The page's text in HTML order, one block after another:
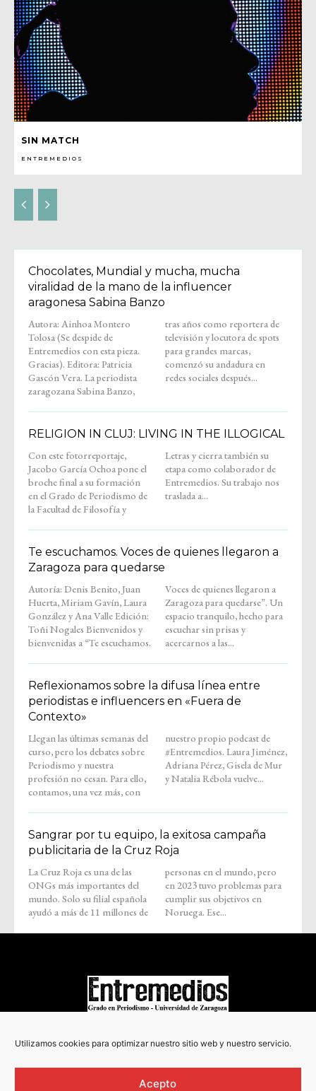
Utilizamos cookies para optimizar nuestro sitio web y nuestro servicio.
Acepto
SIN MATCH
ENTREMEDIOS
Chocolates, Mundial y mucha, mucha
viralidad de la mano de la influencer
aragonesa Sabina Banzo
Autora: Ainhoa Montero
Tolosa (Se despide de
Entremedios con esta pieza.
Gracias). Editora: Patricia
Gascón Vera. La periodista
zaragozana Sabina Banzo,
tras años como reportera de
televisión y locutora de spots
para grandes marcas,
comenzó su andadura en
redes sociales después...
RELIGION IN CLUJ: LIVING IN THE ILLOGICAL
Con este fotorreportaje,
Jacobo García Ochoa pone el
broche final a su formación
en el Grado de Periodismo de
la Facultad de Filosofía y
Letras y cierra también su
etapa como colaborador de
Entremedios. Su trabajo nos
traslada a...
Te escuchamos. Voces de quienes llegaron a
Zaragoza para quedarse
Autoría: Denis Benito, Juan
Huerta, Miriam Gavín, Laura
González y Ana Valle Edición:
Toñi Nogales Bienvenidos y
bienvenidas a “Te escuchamos.
Voces de quienes llegaron a
Zaragoza para quedarse”. Un
espacio tranquilo, hecho para
escuchar sin prisas y
acercarnos a las...
Reflexionamos sobre la difusa línea entre
periodistas e influencers en «Fuera de
Contexto»
Llegan las últimas semanas del
curso, pero los debates sobre
Periodismo y nuestra
profesión no cesan. Para ello,
contamos, una vez más, con
nuestro propio podcast de
#Entremedios. Laura Jiménez,
Adriana Pérez, Gisela de Mur
y Natalia Rébola vuelve...
Sangrar por tu equipo, la exitosa campaña
publicitaria de la Cruz Roja
La Cruz Roja es una de las
ONGs más importantes del
mundo. Solo su filial española
ayudó a más de 11 millones de
personas en el mundo, pero
en 2023 tuvo problemas para
cumplir sus objetivos en
Noruega. Ese...